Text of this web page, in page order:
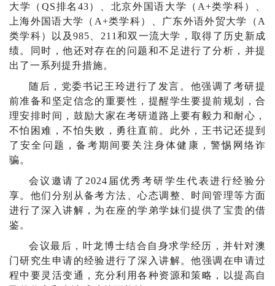
大学（QS排名43）、北京外国语大学（A+类学科）、
上海外国语大学（A+类学科）、广东外语外贸大学（A
类学科）以及985、211和双一流大学，取得了历史新成
绩。同时，他还对存在的问题和不足进行了分析，并提
出了一系列提升措施。
随后，党委书记王玲进行了发言。他强调了考研提
前准备和坚定信念的重要性，提醒学生要提前规划，合
理安排时间，鼓励大家在考研道路上要有毅力和耐心，
不怕困难，不怕失败，勇往直前。此外，王书记还提到
了安全问题，备考期间要关注身体健康，警惕网络诈
骗。
会议邀请了2024届优秀考研学生代表进行经验分
享。他们分别从备考方法、心态调整、时间管理等方面
进行了深入讲解，为在座的学弟学妹们提供了宝贵的借
鉴。
会议最后，叶龙博士结合自身求学经历，并针对澳
门研究生申请的经验进行了深入讲解。他强调在申请过
程中要灵活变通，充分利用各种资源和策略，以提高自